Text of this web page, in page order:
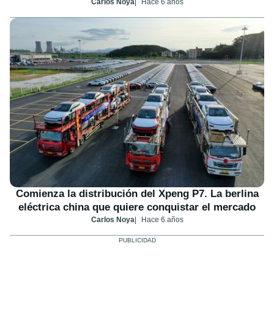
Comienza la distribución del Xpeng P7. La berlina
eléctrica china que quiere conquistar el mercado
Carlos Noya Hace 6 años